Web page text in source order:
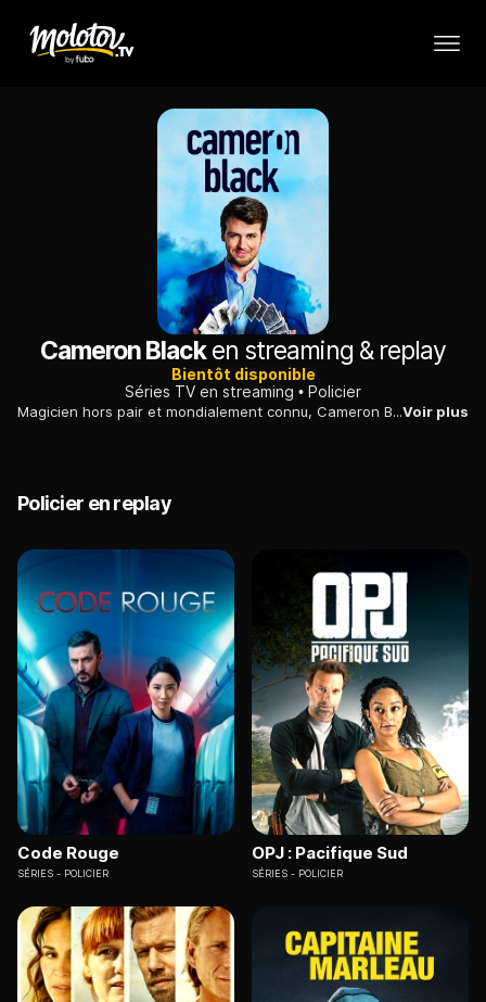
Cameron Blacken streaming & replay
Bientôt disponible
Séries TV en streaming
Policier
Magicien hors pair et mondialement connu, Cameron Black voit soudainement sa carrière péricliter. Il décide alors de mettre ses talents au service du FBI pour traquer les criminels les plus insaisissables.Voir plus
Policier en replay
Code Rouge
SÉRIES POLICIER
OPJ : Pacifique Sud
SÉRIES POLICIER